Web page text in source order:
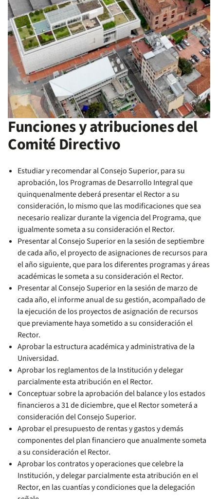
Funciones y atribuciones del
Comité Directivo
Estudiar y recomendar al Consejo Superior, para su
aprobación, los Programas de Desarrollo Integral que
quinquenalmente deberá presentar el Rector a su
consideración, lo mismo que las modificaciones que sea
necesario realizar durante la vigencia del Programa, que
igualmente someta a su consideración el Rector.
Presentar al Consejo Superior en la sesión de septiembre
de cada año, el proyecto de asignaciones de recursos para
el año siguiente, que para los diferentes programas y áreas
académicas le someta a su consideración el Rector.
Presentar al Consejo Superior en la sesión de marzo de
cada año, el informe anual de su gestión, acompañado de
la ejecución de los proyectos de asignación de recursos
que previamente haya sometido a su consideración el
Rector.
Aprobar la estructura académica y administrativa de la
Universidad.
Aprobar los reglamentos de la Institución y delegar
parcialmente esta atribución en el Rector.
Conceptuar sobre la aprobación del balance y los estados
financieros a 31 de diciembre, que el Rector someterá a
consideración del Consejo Superior.
Aprobar el presupuesto de rentas y gastos y demás
componentes del plan financiero que anualmente someta
a su consideración el Rector.
Aprobar los contratos y operaciones que celebre la
Institución, y delegar parcialmente esta atribución en el
Rector, en las cuantías y condiciones que la delegación